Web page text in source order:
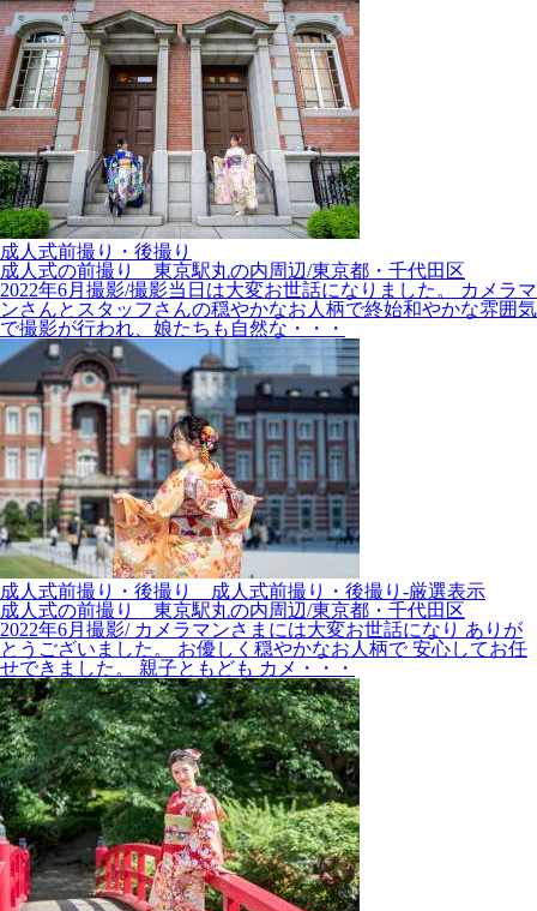
成人式前撮り・後撮り
成人式の前撮り 東京駅丸の内周辺/東京都・千代田区
2022年6月撮影/撮影当日は大変お世話になりました。 カメラマ
ンさんとスタッフさんの穏やかなお人柄で終始和やかな雰囲気
で撮影が行われ、娘たちも自然な・・・
成人式前撮り・後撮り__成人式前撮り・後撮り-厳選表示
成人式の前撮り 東京駅丸の内周辺/東京都・千代田区
2022年6月撮影/ カメラマンさまには大変お世話になり ありが
とうございました。 お優しく穏やかなお人柄で 安心してお任
せできました。 親子ともども カメ・・・